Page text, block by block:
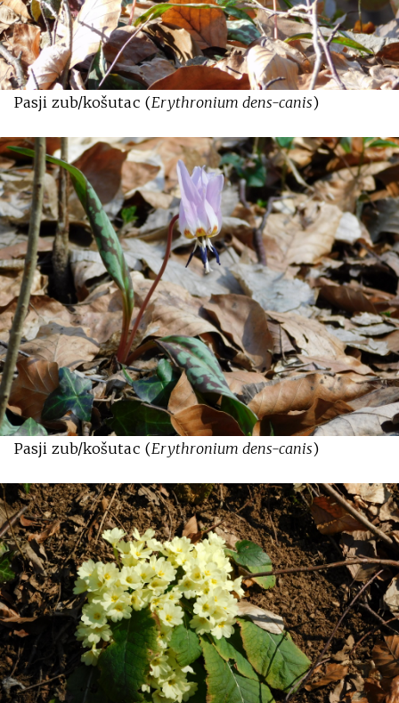
Pasji zub/košutac (Erythronium dens-canis)
Pasji zub/košutac (Erythronium dens-canis)